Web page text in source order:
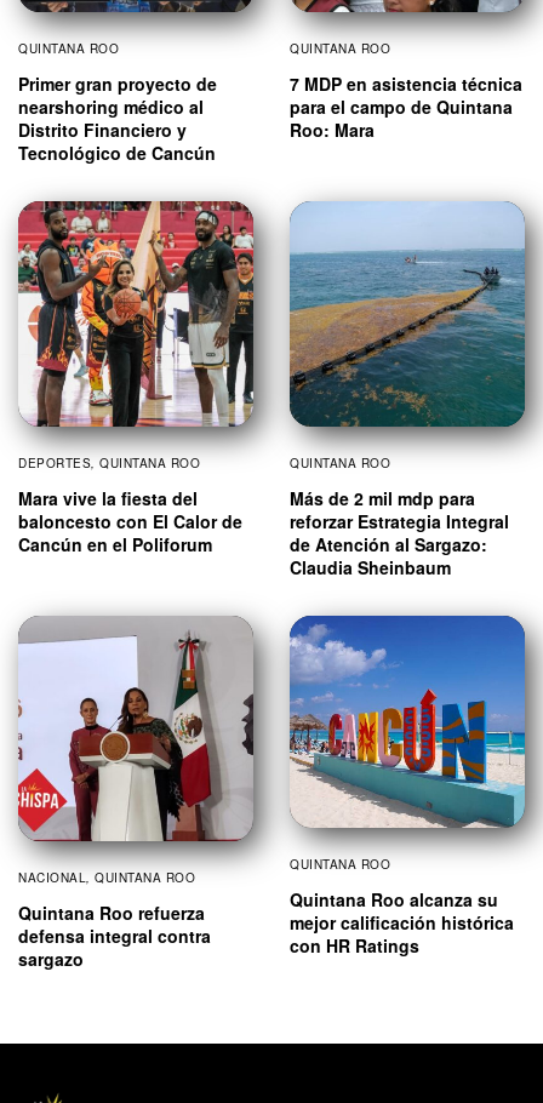
QUINTANA ROO
Primer gran proyecto de
nearshoring médico al
Distrito Financiero y
Tecnológico de Cancún
QUINTANA ROO
7 MDP en asistencia técnica
para el campo de Quintana
Roo: Mara
DEPORTES, QUINTANA ROO
Mara vive la fiesta del
baloncesto con El Calor de
Cancún en el Poliforum
QUINTANA ROO
Más de 2 mil mdp para
reforzar Estrategia Integral
de Atención al Sargazo:
Claudia Sheinbaum
NACIONAL, QUINTANA ROO
Quintana Roo refuerza
defensa integral contra
sargazo
QUINTANA ROO
Quintana Roo alcanza su
mejor calificación histórica
con HR Ratings